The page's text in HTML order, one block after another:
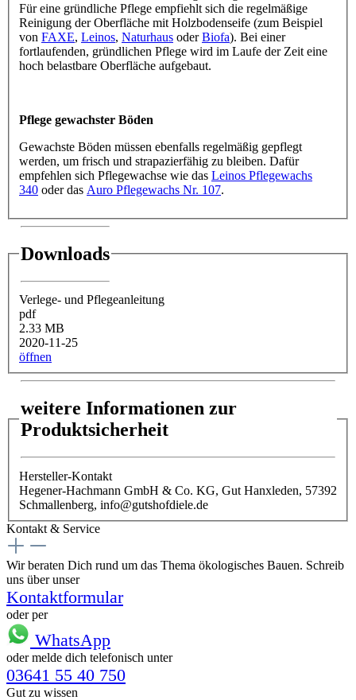
Für eine gründliche Pflege empfiehlt sich die regelmäßige
Reinigung der Oberfläche mit Holzbodenseife (zum Beispiel
von FAXE, Leinos, Naturhaus oderBiofa). Bei einer
fortlaufenden, gründlichen Pflege wird im Laufe der Zeit eine
hoch belastbare Oberfläche aufgebaut.
Pflege gewachster Böden
Gewachste Böden müssen ebenfalls regelmäßig gepflegt
werden, um frisch und strapazierfähig zu bleiben. Dafür
empfehlen sich Pflegewachse wie das Leinos Pflegewachs
340 oder das Auro Pflegewachs Nr. 107.
Downloads
Verlege- und Pflegeanleitung
pdf
2.33 MB
2020-11-25
öffnen
weitere Informationen zur
Produktsicherheit
Hersteller-Kontakt
Hegener-Hachmann GmbH & Co. KG, Gut Hanxleden, 57392
Schmallenberg, info@gutshofdiele.de
Kontakt & Service
Wir beraten Dich rund um das Thema ökologisches Bauen. Schreib
uns über unser
Kontaktformular
oder per
WhatsApp
oder melde dich telefonisch unter
03641 55 40 750
Gut zu wissen